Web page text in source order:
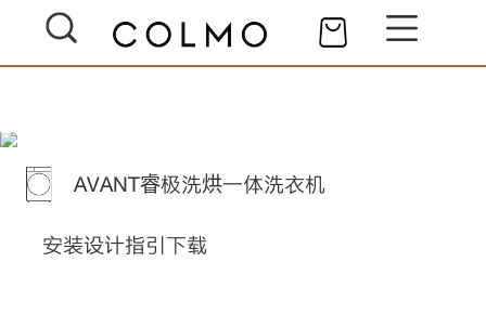
AVANT睿极洗烘一体洗衣机
安装设计指引下载